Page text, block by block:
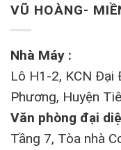
VŨ HOÀNG-
Nhà Máy :
Lô H1-2, KCN Đại
Phương, Huyện
Văn phòng đại
Tầng 7, Tòa nhà